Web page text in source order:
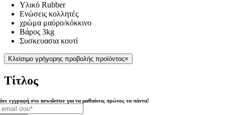
Υλικό Rubber
Ενώσεις κολλητές
χρώμα μαύρο/κόκκινο
Βάρος 3kg
Συσκευασια κουτί
Κλείσιμο γρήγορης προβολής προϊόντος×
Τίτλος
εγγραφή στο newsletter για να μαθαίνεις πρώτος τα πάντα!